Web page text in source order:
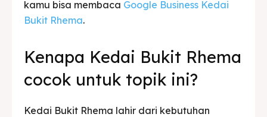
kamu bisa membaca Google Business Kedai
Bukit Rhema.
Kenapa Kedai Bukit Rhema
cocok untuk topik ini?
Kedai Bukit Rhema lahir dari kebutuhan